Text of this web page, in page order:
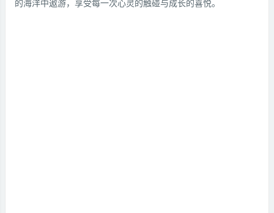
的海洋中遨游，享受每一次心灵的触碰与成长的喜悦。